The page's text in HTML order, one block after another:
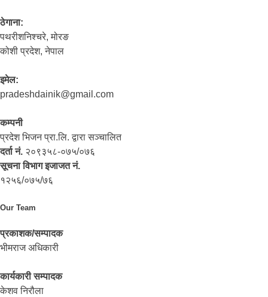
ठेगाना:
पथरीशनिश्‍चरे, मोरङ
कोशी प्रदेश, नेपाल
इमेल:
pradeshdainik@gmail.com
कम्पनी
प्रदेश भिजन प्रा.लि. द्वारा सञ्‍चालित
दर्ता नं. २०९३५८-०७५/०७६
सूचना विभाग इजाजत नं.
१२५६/०७५/७६
Our Team
प्रकाशक/सम्पादक
भीमराज अधिकारी
कार्यकारी सम्पादक
केशव निरौला